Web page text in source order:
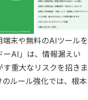
末や無料のAIツールを
ーAI」は、情報漏えい
重大なリスクを招きま
ルール強化では、根本